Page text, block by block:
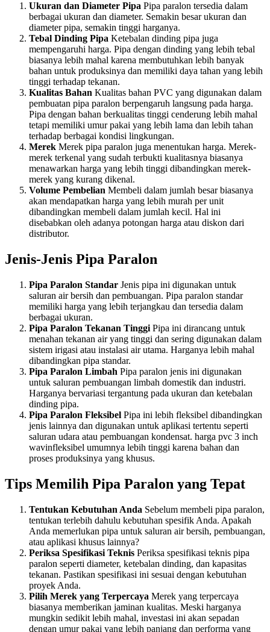
Ukuran dan Diameter Pipa Pipa paralon tersedia dalam
berbagai ukuran dan diameter. Semakin besar ukuran dan
diameter pipa, semakin tinggi harganya.
Tebal Dinding Pipa Ketebalan dinding pipa juga
mempengaruhi harga. Pipa dengan dinding yang lebih tebal
biasanya lebih mahal karena membutuhkan lebih banyak
bahan untuk produksinya dan memiliki daya tahan yang lebih
tinggi terhadap tekanan.
Kualitas Bahan Kualitas bahan PVC yang digunakan dalam
pembuatan pipa paralon berpengaruh langsung pada harga.
Pipa dengan bahan berkualitas tinggi cenderung lebih mahal
tetapi memiliki umur pakai yang lebih lama dan lebih tahan
terhadap berbagai kondisi lingkungan.
Merek Merek pipa paralon juga menentukan harga. Merek-
merek terkenal yang sudah terbukti kualitasnya biasanya
menawarkan harga yang lebih tinggi dibandingkan merek-
merek yang kurang dikenal.
Volume Pembelian Membeli dalam jumlah besar biasanya
akan mendapatkan harga yang lebih murah per unit
dibandingkan membeli dalam jumlah kecil. Hal ini
disebabkan oleh adanya potongan harga atau diskon dari
distributor.
Jenis-Jenis Pipa Paralon
Pipa Paralon Standar Jenis pipa ini digunakan untuk
saluran air bersih dan pembuangan. Pipa paralon standar
memiliki harga yang lebih terjangkau dan tersedia dalam
berbagai ukuran.
Pipa Paralon Tekanan Tinggi Pipa ini dirancang untuk
menahan tekanan air yang tinggi dan sering digunakan dalam
sistem irigasi atau instalasi air utama. Harganya lebih mahal
dibandingkan pipa standar.
Pipa Paralon Limbah Pipa paralon jenis ini digunakan
untuk saluran pembuangan limbah domestik dan industri.
Harganya bervariasi tergantung pada ukuran dan ketebalan
dinding pipa.
Pipa Paralon Fleksibel Pipa ini lebih fleksibel dibandingkan
jenis lainnya dan digunakan untuk aplikasi tertentu seperti
saluran udara atau pembuangan kondensat. harga pvc 3 inch
wavinfleksibel umumnya lebih tinggi karena bahan dan
proses produksinya yang khusus.
Tips Memilih Pipa Paralon yang Tepat
Tentukan Kebutuhan Anda Sebelum membeli pipa paralon,
tentukan terlebih dahulu kebutuhan spesifik Anda. Apakah
Anda memerlukan pipa untuk saluran air bersih, pembuangan,
atau aplikasi khusus lainnya?
Periksa Spesifikasi Teknis Periksa spesifikasi teknis pipa
paralon seperti diameter, ketebalan dinding, dan kapasitas
tekanan. Pastikan spesifikasi ini sesuai dengan kebutuhan
proyek Anda.
Pilih Merek yang Terpercaya Merek yang terpercaya
biasanya memberikan jaminan kualitas. Meski harganya
mungkin sedikit lebih mahal, investasi ini akan sepadan
dengan umur pakai yang lebih panjang dan performa yang